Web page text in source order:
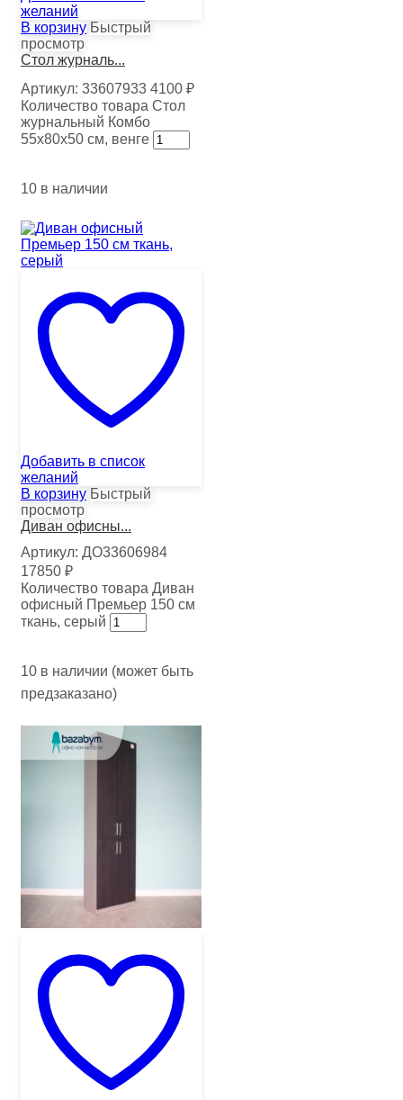
желаний
В корзину Быстрый
просмотр
Стол журналь...
Артикул: 33607933 4100 ₽
Количество товара Стол
журнальный Комбо
55х80х50 см, венге
10 в наличии
Добавить в список
желаний
В корзину Быстрый
просмотр
Диван офисны...
Артикул: ДО33606984
17850 ₽
Количество товара Диван
офисный Премьер 150 см
ткань, серый
10 в наличии (может быть
предзаказано)